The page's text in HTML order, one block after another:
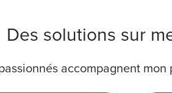
Des solutions sur
accompagnent